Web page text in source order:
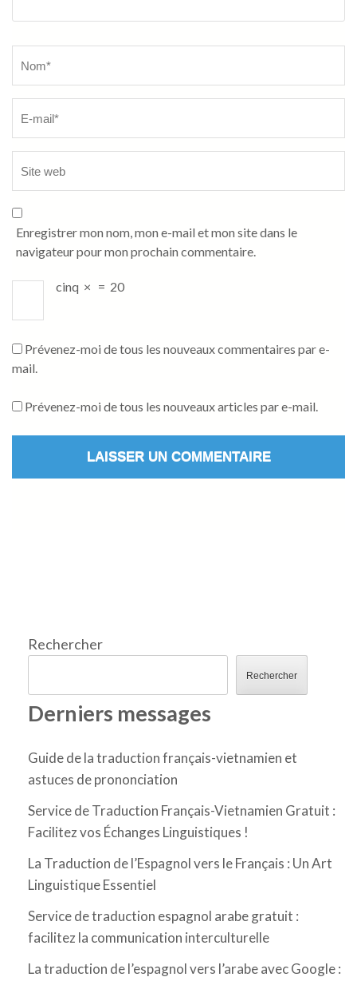
Enregistrer mon nom, mon e-mail et mon site dans le
navigateur pour mon prochain commentaire.
cinq × = 20
Prévenez-moi de tous les nouveaux commentaires par e-
mail.
Prévenez-moi de tous les nouveaux articles par e-mail.
Rechercher
Rechercher
Derniers messages
Guide de la traduction français-vietnamien et
astuces de prononciation
Service de Traduction Français-Vietnamien Gratuit :
Facilitez vos Échanges Linguistiques !
La Traduction de l’Espagnol vers le Français : Un Art
Linguistique Essentiel
Service de traduction espagnol arabe gratuit :
facilitez la communication interculturelle
La traduction de l’espagnol vers l’arabe avec Google :